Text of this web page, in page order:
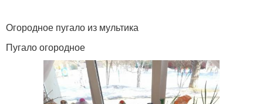
Огородное пугало из мультика
Пугало огородное